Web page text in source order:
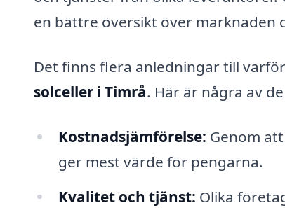
en bättre översikt över marknaden
Det finns flera anledningar till
solceller i Timrå. Här är några av
Kostnadsjämförelse: Genom
ger mest värde för pengarna.
Kvalitet och tjänst: Olika